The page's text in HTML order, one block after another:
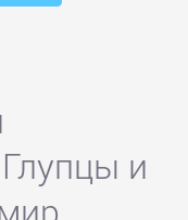
и